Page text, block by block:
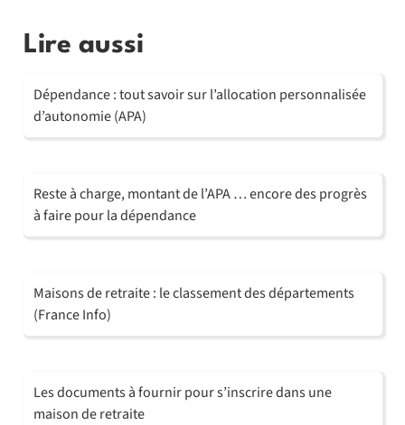
Lire aussi
Dépendance : tout savoir sur l’allocation personnalisée
d’autonomie (APA)
Reste à charge, montant de l’APA … encore des progrès
à faire pour la dépendance
Maisons de retraite : le classement des départements
(France Info)
Les documents à fournir pour s’inscrire dans une
maison de retraite